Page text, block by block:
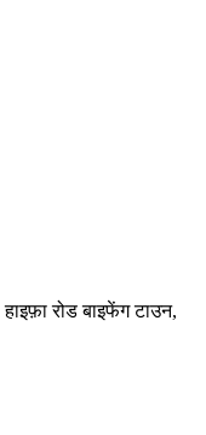
रोड बाइफेंग टाउन,